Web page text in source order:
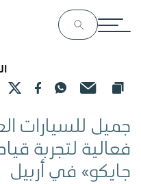
جميل للسيارات
فعالية لتجربة
جايكو» في أربيل